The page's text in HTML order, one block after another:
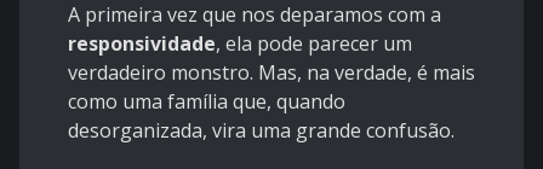
A primeira vez que nos deparamos com a
responsividade, ela pode parecer um
verdadeiro monstro. Mas, na verdade, é mais
como uma família que, quando
desorganizada, vira uma grande confusão.